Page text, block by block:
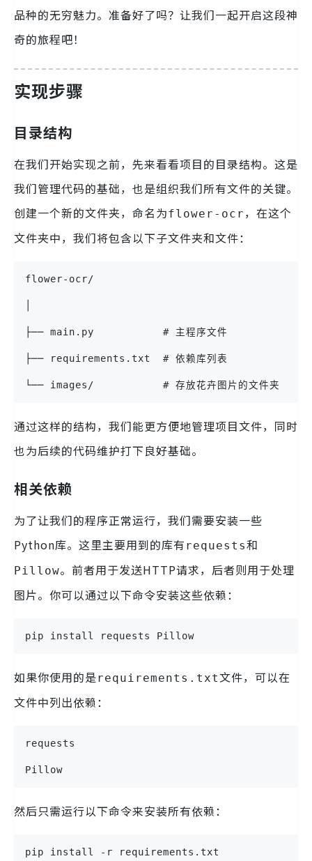
品种的无穷魅力。准备好了吗？让我们一起开启这段神
奇的旅程吧！
实现步骤
目录结构
在我们开始实现之前，先来看看项目的目录结构。这是
我们管理代码的基础，也是组织我们所有文件的关键。
创建一个新的文件夹，命名为flower-ocr ，在这个
文件夹中，我们将包含以下子文件夹和文件：
flower-ocr/
├── main.py           # 主程序文件
├── requirements.txt  # 依赖库列表
└── images/           # 存放花卉图片的文件夹
通过这样的结构，我们能更方便地管理项目文件，同时
也为后续的代码维护打下良好基础。
相关依赖
为了让我们的程序正常运行，我们需要安装一些
Python库。这里主要用到的库有 requests和
Pillow。前者用于发送HTTP请求，后者则用于处理
图片。你可以通过以下命令安装这些依赖：
pip install requests Pillow
如果你使用的是requirements.txt文件，可以在
文件中列出依赖：
requests
Pillow
然后只需运行以下命令来安装所有依赖：
pip install -r requirements.txt